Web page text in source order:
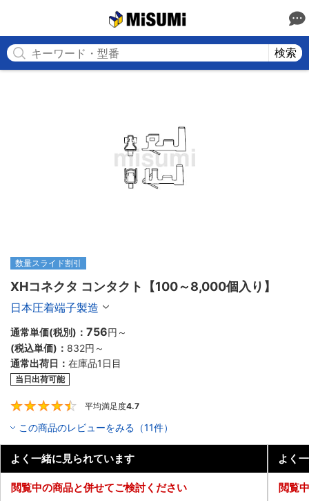
検索
数量スライド割引
XHコネクタ コンタクト【100～8,000個入り】
日本圧着端子製造
通常単価(税別)： 756円 ～
(税込単価)： 832円 ～
通常出荷日： 在庫品1日目
当日出荷可能
平均満足度4.7
この商品のレビューをみる（11件）
よく一緒に見られています
閲覧中の商品と併せてご検討ください
よく
閲覧